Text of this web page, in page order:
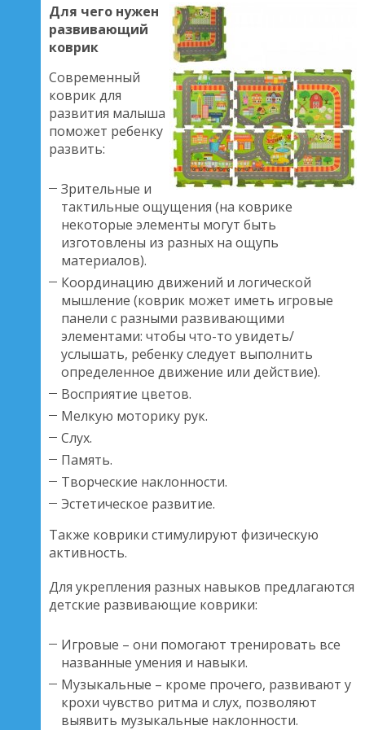
Для чего нужен
развивающий
коврик
Современный
коврик для
развития малыша
поможет ребенку
развить:
Зрительные и
тактильные ощущения (на коврике
некоторые элементы могут быть
изготовлены из разных на ощупь
материалов).
Координацию движений и логической
мышление (коврик может иметь игровые
панели с разными развивающими
элементами: чтобы что-то увидеть/
услышать, ребенку следует выполнить
определенное движение или действие).
Восприятие цветов.
Мелкую моторику рук.
Слух.
Память.
Творческие наклонности.
Эстетическое развитие.
Также коврики стимулируют физическую
активность.
Для укрепления разных навыков предлагаются
детские развивающие коврики:
Игровые – они помогают тренировать все
названные умения и навыки.
Музыкальные – кроме прочего, развивают у
крохи чувство ритма и слух, позволяют
выявить музыкальные наклонности.